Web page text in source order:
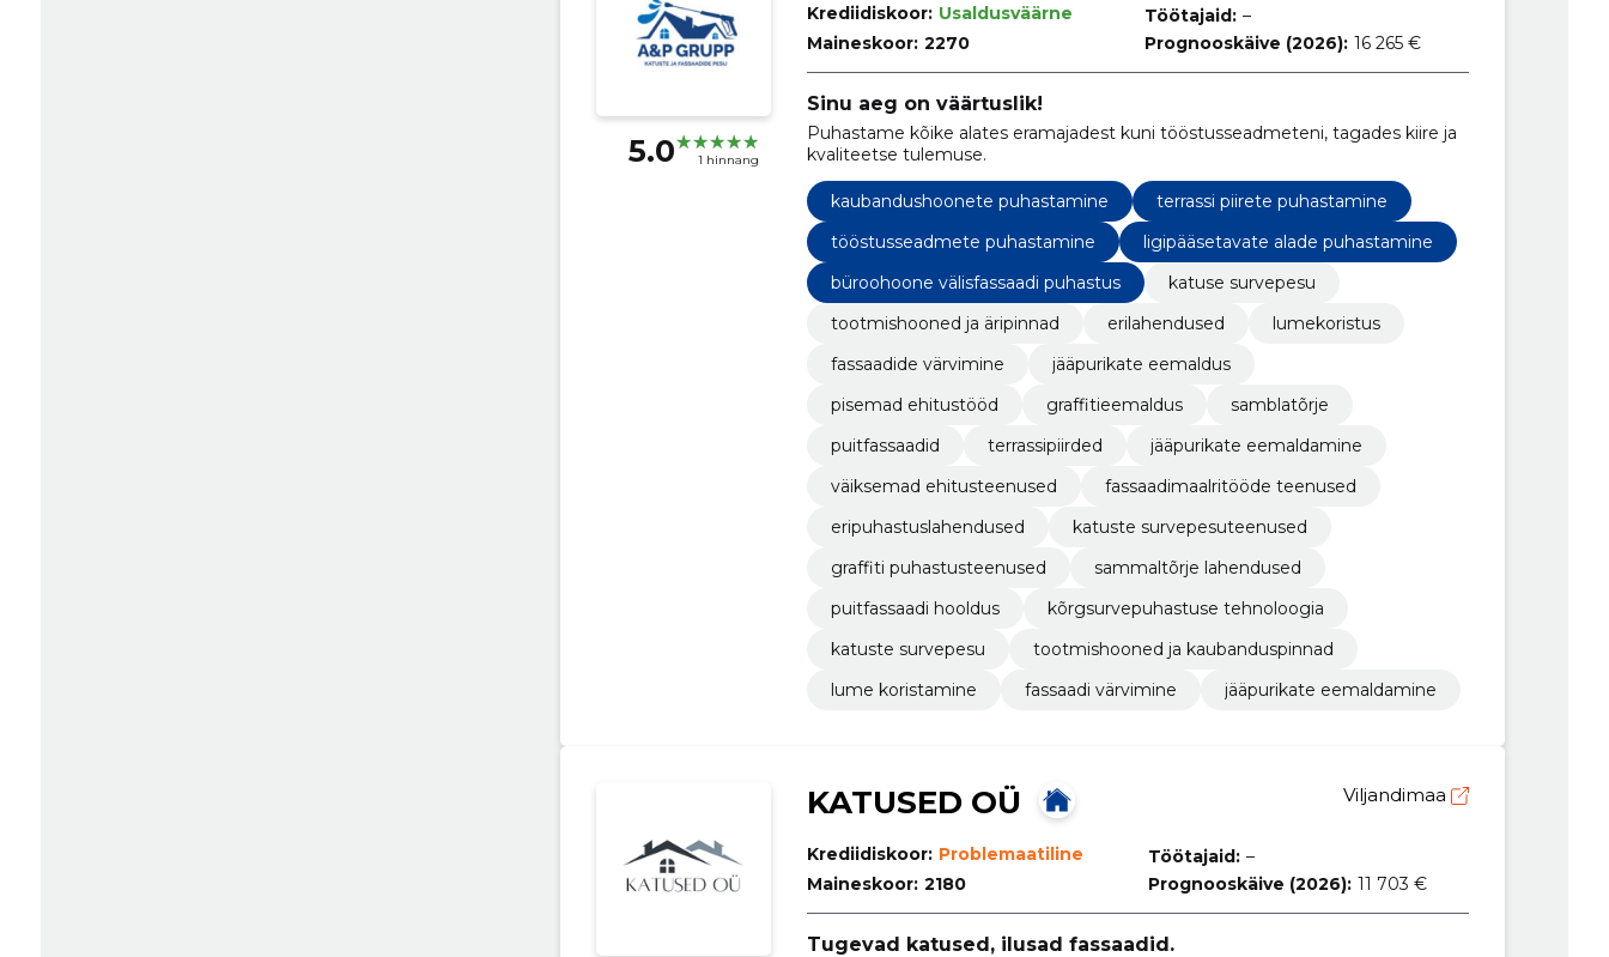
5.0 1 hinnang
Krediidiskoor: Usaldusväärne
Maineskoor: 2270
Töötajaid: –
Prognooskäive (2026): 16 265 €
Sinu aeg on väärtuslik!
Puhastame kõike alates eramajadest kuni tööstusseadmeteni, tagades kiire ja
kvaliteetse tulemuse.
kaubandushoonete puhastamine
terrassi piirete puhastamine
tööstusseadmete puhastamine
ligipääsetavate alade puhastamine
büroohoone välisfassaadi puhastus
katuse survepesu
tootmishooned ja äripinnad
erilahendused
lumekoristus
fassaadide värvimine
jääpurikate eemaldus
pisemad ehitustööd
graffitieemaldus
samblatõrje
puitfassaadid
terrassipiirded
jääpurikate eemaldamine
väiksemad ehitusteenused
fassaadimaalritööde teenused
eripuhastuslahendused
katuste survepesuteenused
graffiti puhastusteenused
sammaltõrje lahendused
puitfassaadi hooldus
kõrgsurvepuhastuse tehnoloogia
katuste survepesu
tootmishooned ja kaubanduspinnad
lume koristamine
fassaadi värvimine jääpurikate eemaldamine
KATUSED OÜ Viljandimaa
Krediidiskoor: Problemaatiline
Maineskoor: 2180
Töötajaid: –
Prognooskäive (2026): 11 703 €
Tugevad katused, ilusad fassaadid.